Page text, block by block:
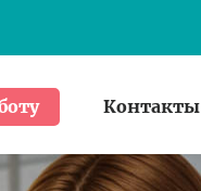
Контакты